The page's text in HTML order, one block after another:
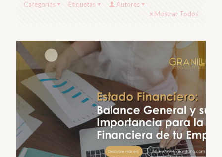
Categorías Etiquetas
Autores
Mostrar Todos